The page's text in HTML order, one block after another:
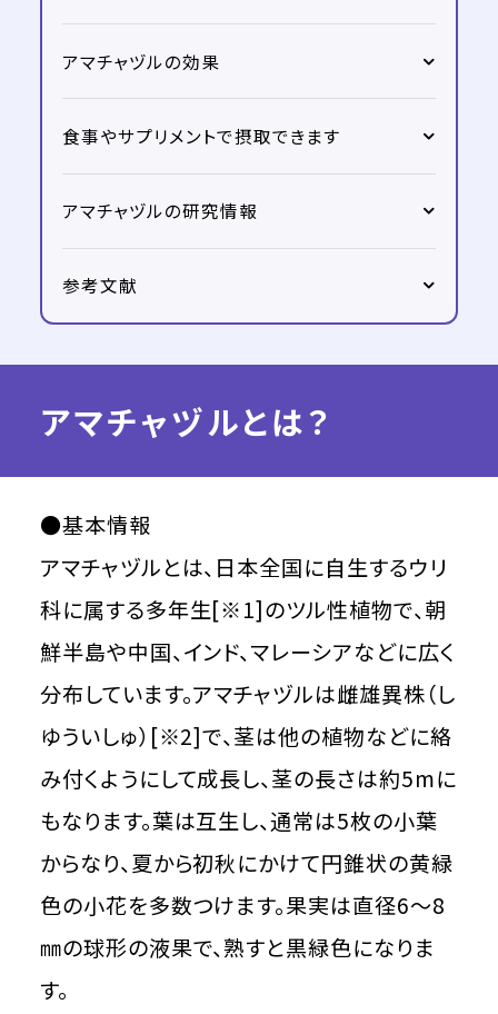
アマチャヅルの効果
食事やサプリメントで摂取できます
アマチャヅルの研究情報
参考文献
アマチャヅルとは？
●基本情報
アマチャヅルとは、日本全国に自生するウリ
科に属する多年生[※1]のツル性植物で、朝
鮮半島や中国、インド、マレーシアなどに広く
分布しています。アマチャヅルは雌雄異株（し
ゆういしゅ）[※2]で、茎は他の植物などに絡
み付くようにして成長し、茎の長さは約5mに
もなります。葉は互生し、通常は5枚の小葉
からなり、夏から初秋にかけて円錐状の黄緑
色の小花を多数つけます。果実は直径6～8
㎜の球形の液果で、熟すと黒緑色になりま
す。